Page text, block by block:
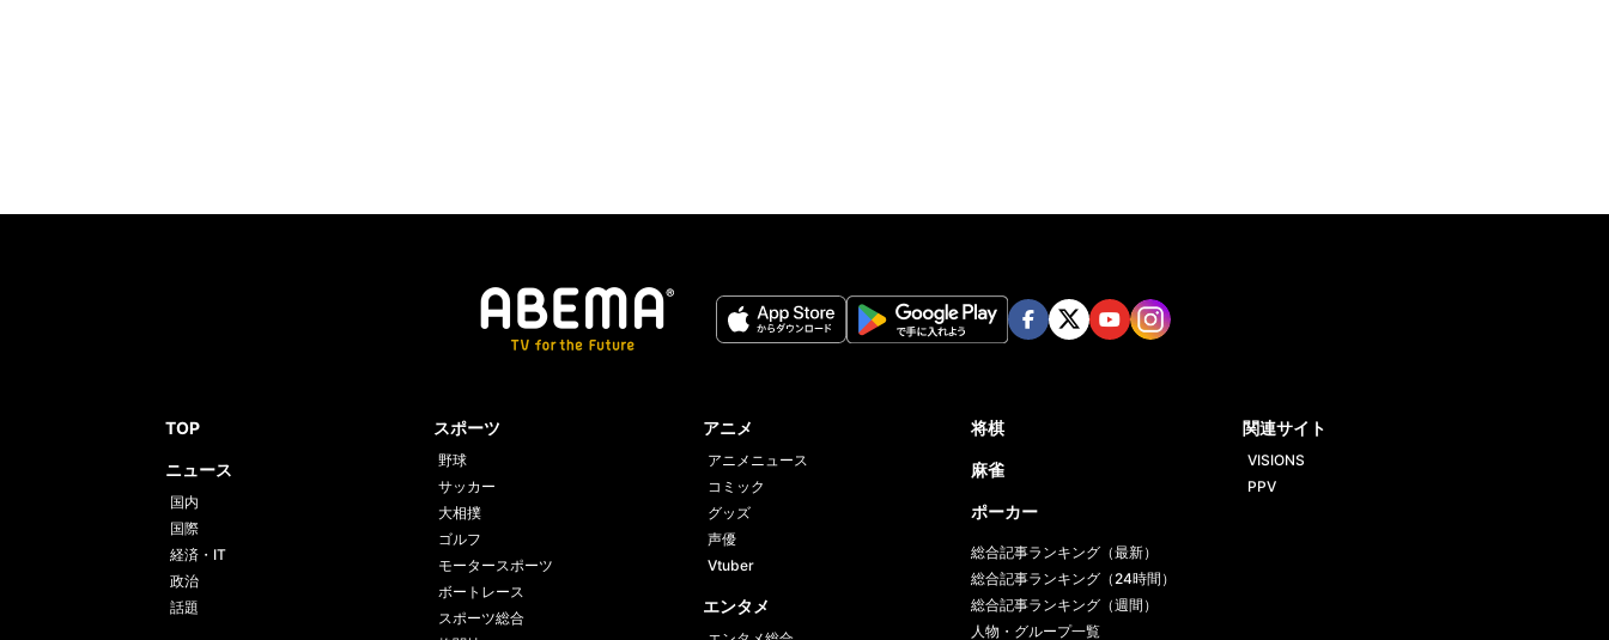
TOP
ニュース
国内
国際
経済・IT
政治
話題
スポーツ
野球
サッカー
大相撲
ゴルフ
モータースポーツ
ボートレース
スポーツ総合
アニメ
アニメニュース
コミック
グッズ
声優
Vtuber
エンタメ
将棋
麻雀
ポーカー
総合記事ランキング（最新）
総合記事ランキング（24時間）
総合記事ランキング（週間）
人物・グループ一覧
関連サイト
VISIONS
PPV